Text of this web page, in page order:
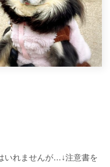
いれませんが…↓注意書を